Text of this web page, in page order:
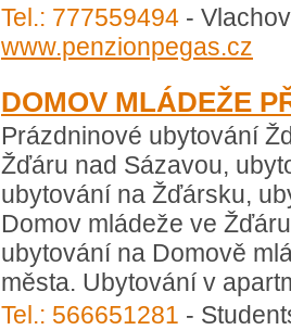
Tel.: 777559494 -
www.penzionpegas.cz
DOMOV MLÁDEŽE
Prázdninové ubytování
Žďáru nad Sázavou,
ubytování na Žďársku,
Domov mládeže ve
ubytování na Domově
města. Ubytování v
Tel.: 566651281 -